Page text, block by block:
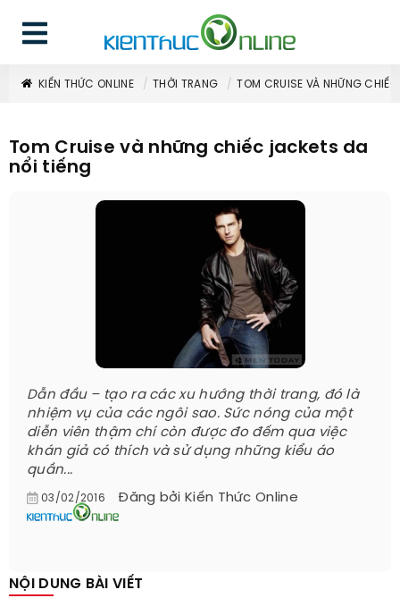
KIẾN THỨC ONLINE THỜI TRANG TOM CRUISE VÀ NHỮNG
Tom Cruise và những chiếc jackets da
nổi tiếng
Dẫn đầu – tạo ra các xu hướng thời trang, đó là
nhiệm vụ của các ngôi sao. Sức nóng của một
diễn viên thậm chí còn được đo đếm qua việc
khán giả có thích và sử dụng những kiểu áo
quần...
03/02/2016 Đăng bởi Kiến Thức Online
NỘI DUNG BÀI VIẾT